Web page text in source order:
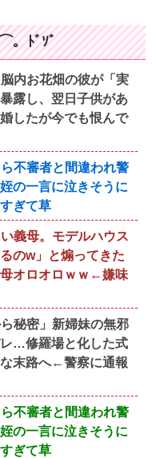
。ﾄﾞｿﾞ
内お花畑の彼が「実
露し、翌日子供があ
したが今でも恨んで
不審者と間違われ警
の一言に泣きそうに
ぎて草
義母。モデルハウス
のw」と煽ってきた
オロオロｗｗ←嫌味
秘密」新婦妹の無邪
…修羅場と化した式
末路へ←警察に通報
不審者と間違われ警
の一言に泣きそうに
ぎて草